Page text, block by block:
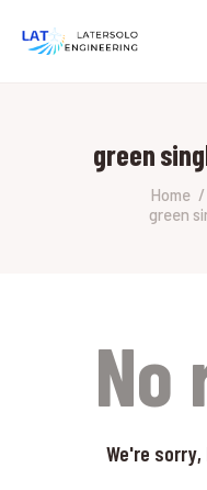
green
Home
green
HOME
SOBRE A
ENGINEERING
No
We're